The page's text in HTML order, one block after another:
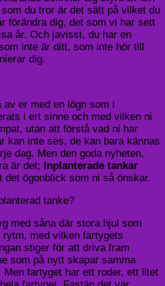
du tror är det sätt på vilket du
förändra dig, det som vi har sett
år. Och javisst, du har en
inte är ditt, som inte hör till
dig.
er med en lögn som i
i ert sinne och med vilken ni
utan att förstå vad ni har
kan inte ses, de kan bara kännas
dag. Men den goda nyheten,
är det;
Inplanterade tankar
det ögonblick som ni så önskar.
tanke?
med såna där stora hjul som
rytm, med vilken fartygets
stiger för att driva fram
som på nytt skapar samma
Men fartyget har ett roder, ett litet